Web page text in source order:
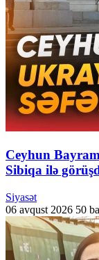
Ceyhun
Sibiqa ilə
Siyasət
06 avqust 2026 50